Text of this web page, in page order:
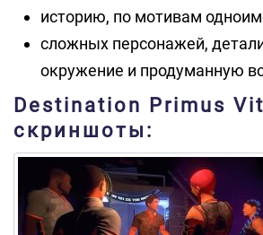
историю, по мотивам
сложных персонажей,
окружение и продуманную
Destination Primus
скриншоты: